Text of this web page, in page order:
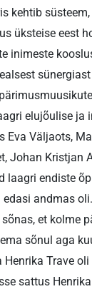
kehtib
üksteise eest
inimeste
elujõulise ja
Väljaots,
Johan Kristjan
laagri endiste
andmas
et kolme
sõnul aga
Trave
sattus